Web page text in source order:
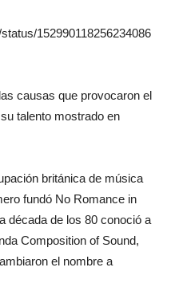
152990118256234086
causas que provocaron el
talento mostrado en
británica de música
fundó No Romance in
década de los 80 conoció a
Composition of Sound,
el nombre a